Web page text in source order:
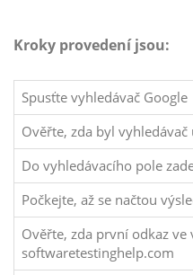
Kroky provedení jsou:
Spusťte vyhledávač Google
Ověřte, zda byl vyhledávač
Do vyhledávacího pole
Počkejte, až se načtou
Ověřte, zda první odkaz ve
softwaretestinghelp.com